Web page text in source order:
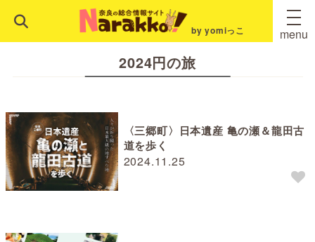
by yomiっこ menu
2024円の旅
2024.11.25
〈三郷町〉日本遺産 亀の瀬＆龍田古
道を歩く